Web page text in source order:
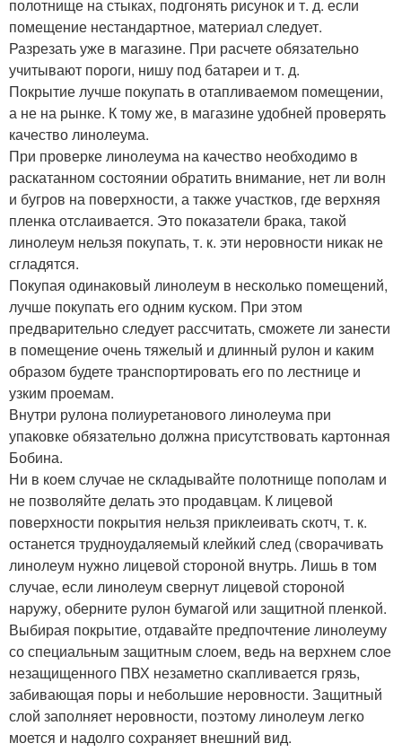
полотнище на стыках, подгонять рисунок и т. д. если
помещение нестандартное, материал следует.
Разрезать уже в магазине. При расчете обязательно
учитывают пороги, нишу под батареи и т. д.
Покрытие лучше покупать в отапливаемом помещении,
а не на рынке. К тому же, в магазине удобней проверять
качество линолеума.
При проверке линолеума на качество необходимо в
раскатанном состоянии обратить внимание, нет ли волн
и бугров на поверхности, а также участков, где верхняя
пленка отслаивается. Это показатели брака, такой
линолеум нельзя покупать, т. к. эти неровности никак не
сгладятся.
Покупая одинаковый линолеум в несколько помещений,
лучше покупать его одним куском. При этом
предварительно следует рассчитать, сможете ли занести
в помещение очень тяжелый и длинный рулон и каким
образом будете транспортировать его по лестнице и
узким проемам.
Внутри рулона полиуретанового линолеума при
упаковке обязательно должна присутствовать картонная
Бобина.
Ни в коем случае не складывайте полотнище пополам и
не позволяйте делать это продавцам. К лицевой
поверхности покрытия нельзя приклеивать скотч, т. к.
останется трудноудаляемый клейкий след (сворачивать
линолеум нужно лицевой стороной внутрь. Лишь в том
случае, если линолеум свернут лицевой стороной
наружу, оберните рулон бумагой или защитной пленкой.
Выбирая покрытие, отдавайте предпочтение линолеуму
со специальным защитным слоем, ведь на верхнем слое
незащищенного ПВХ незаметно скапливается грязь,
забивающая поры и небольшие неровности. Защитный
слой заполняет неровности, поэтому линолеум легко
моется и надолго сохраняет внешний вид.